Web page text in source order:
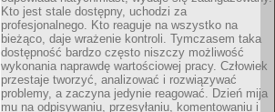
Kto jest stale dostępny, uchodzi za
profesjonalnego. Kto reaguje na wszystko na
bieżąco, daje wrażenie kontroli. Tymczasem taka
dostępność bardzo często niszczy możliwość
wykonania naprawdę wartościowej pracy. Człowiek
przestaje tworzyć, analizować i rozwiązywać
problemy, a zaczyna jedynie reagować. Dzień mija
mu na odpisywaniu, przesyłaniu, komentowaniu i